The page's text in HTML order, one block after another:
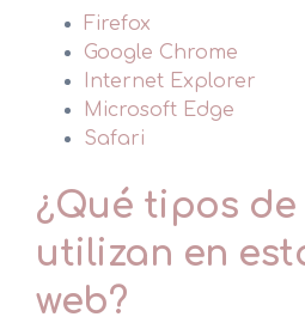
Firefox
Google Chrome
Internet Explorer
Microsoft Edge
Safari
¿Qué tipos de
utilizan en
web?